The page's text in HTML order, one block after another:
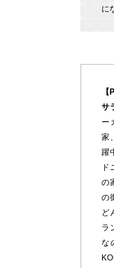
に
サ
ー
家
躍
ド
の
の
ど
ラ
な